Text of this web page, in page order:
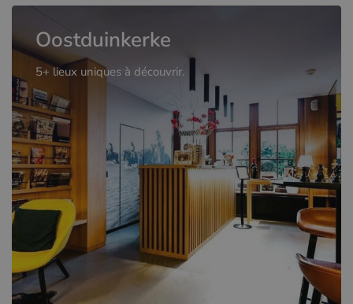
Oostduinkerke
5+ lieux uniques à découvrir.